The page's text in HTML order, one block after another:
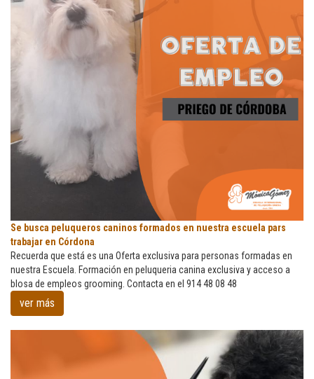
Se
busca
peluqueros
caninos
formados
Se busca peluqueros caninos formados en nuestra escuela pars
trabajar en Córdona
Recuerda que está es una Oferta exclusiva para personas formadas en
nuestra Escuela. Formación en peluqueria canina exclusiva y acceso a
blosa de empleos grooming. Contacta en el 914 48 08 48
ver más